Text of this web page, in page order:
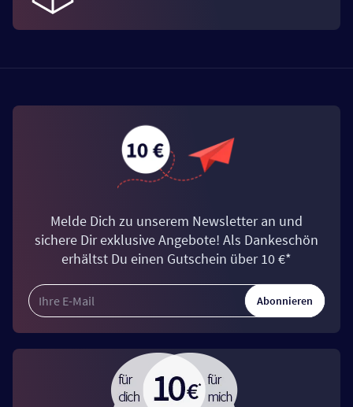
Melde Dich zu unserem Newsletter an und
sichere Dir exklusive Angebote! Als Dankeschön
erhältst Du einen Gutschein über 10 €*
Abonnieren